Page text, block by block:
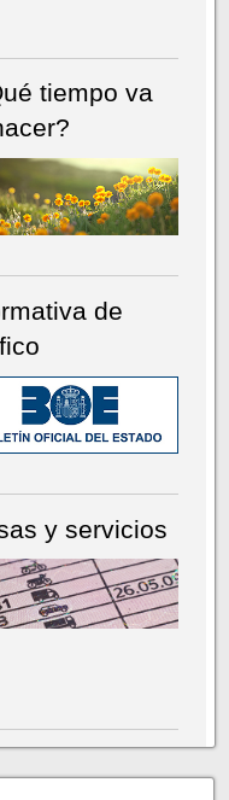
tiempo va
de
y servicios